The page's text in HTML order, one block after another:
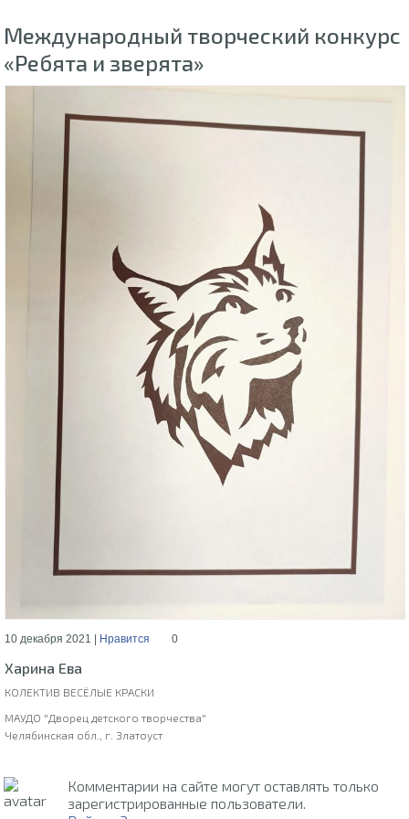
Международный творческий конкурс
«Ребята и зверята»
10 декабря 2021 | Нравится 0
Харина Ева
КОЛЕКТИВ ВЕСЁЛЫЕ КРАСКИ
МАУДО "Дворец детского творчества"
Челябинская обл., г. Златоуст
Комментарии на сайте могут оставлять только
зарегистрированные пользователи.